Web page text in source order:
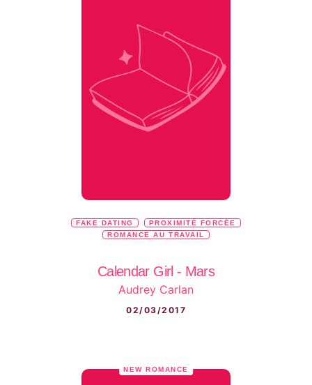
FAKE DATING
PROXIMITÉ FORCÉE
ROMANCE AU TRAVAIL
Calendar Girl - Mars
Audrey Carlan
02/03/2017
NEW ROMANCE